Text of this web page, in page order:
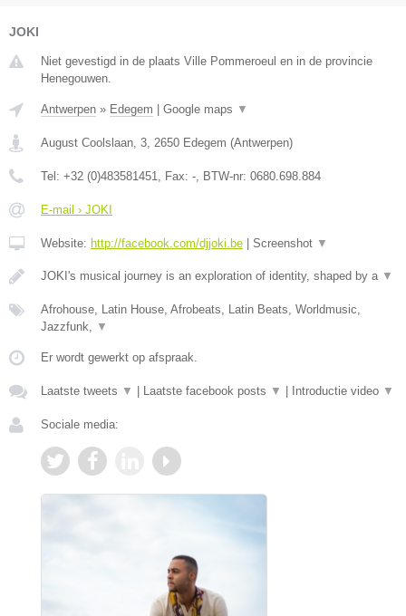
JOKI
Niet gevestigd in de plaats Ville Pommeroeul en in de provincie
Henegouwen.
Antwerpen » Edegem Google maps ▼
August Coolslaan, 3 2650 Edegem (Antwerpen)
Tel: +32 (0)483581451 , Fax: - , BTW-nr: 0680.698.884
E-mail › JOKI
Website: http://facebook.com/djjoki.be Screenshot ▼
JOKI's musical journey is an exploration of identity, shaped by a ▼
Afrohouse, Latin House, Afrobeats, Latin Beats, Worldmusic,
Jazzfunk,
▼
Er wordt gewerkt op afspraak.
Laatste tweets ▼ Laatste facebook posts ▼ Introductie video ▼
Sociale media: